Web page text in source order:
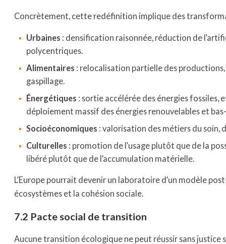
Concrètement, cette redéfinition implique des
Urbaines : densification raisonnée, réduction de
polycentriques.
Alimentaires : relocalisation partielle des
gaspillage.
Énergétiques : sortie accélérée des énergies
déploiement massif des énergies renouvelables et
Socioéconomiques : valorisation des métiers du soin,
Culturelles : promotion de l’usage plutôt que de la
libéré plutôt que de l’accumulation matérielle.
L’Europe pourrait devenir un laboratoire d’un modèle
écosystèmes et la cohésion sociale.
7.2 Pacte social de transition
Aucune transition écologique ne peut réussir sans